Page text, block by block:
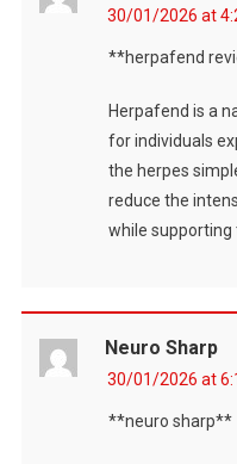
30/01/2026 at
**herpafend
Herpafend is a
for individuals
the herpes
reduce the
while supporting
Neuro Sharp
30/01/2026 at
**neuro sharp**